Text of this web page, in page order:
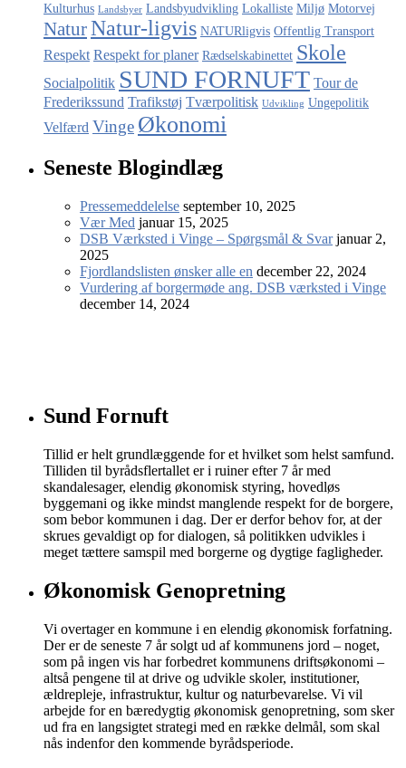
Kulturhus Landsbyer Landsbyudvikling Lokalliste Miljø Motorvej
NaturNatur-ligvis NATURligvis Offentlig Transport
Respekt Respekt for planer Rædselskabinettet Skole
Socialpolitik SUND FORNUFT Tour de
Frederikssund Trafikstøj Tværpolitisk Udvikling Ungepolitik
Velfærd Vinge Økonomi
Seneste Blogindlæg
Pressemeddelelse september 10, 2025
Vær Med januar 15, 2025
DSB Værksted i Vinge – Spørgsmål & Svar januar 2,
2025
Fjordlandslisten ønsker alle en december 22, 2024
Vurdering af borgermøde ang. DSB værksted i Vinge
december 14, 2024
Sund Fornuft
Tillid er helt grundlæggende for et hvilket som helst samfund.
Tilliden til byrådsflertallet er i ruiner efter 7 år med
skandalesager, elendig økonomisk styring, hovedløs
byggemani og ikke mindst manglende respekt for de borgere,
som bebor kommunen i dag. Der er derfor behov for, at der
skrues gevaldigt op for dialogen, så politikken udvikles i
meget tættere samspil med borgerne og dygtige fagligheder.
Økonomisk Genopretning
Vi overtager en kommune i en elendig økonomisk forfatning.
Der er de seneste 7 år solgt ud af kommunens jord – noget,
som på ingen vis har forbedret kommunens driftsøkonomi –
altså pengene til at drive og udvikle skoler, institutioner,
ældrepleje, infrastruktur, kultur og naturbevarelse. Vi vil
arbejde for en bæredygtig økonomisk genopretning, som sker
ud fra en langsigtet strategi med en række delmål, som skal
nås indenfor den kommende byrådsperiode.